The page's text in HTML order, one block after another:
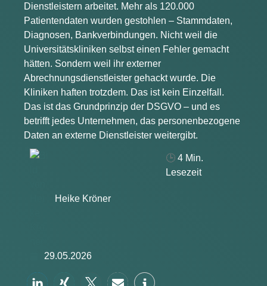
Dienstleistern arbeitet. Mehr als 120.000
Patientendaten wurden gestohlen – Stammdaten,
Diagnosen, Bankverbindungen. Nicht weil die
Universitätskliniken selbst einen Fehler gemacht
hätten. Sondern weil ihr externer
Abrechnungsdienstleister gehackt wurde. Die
Kliniken haften trotzdem. Das ist kein Einzelfall.
Das ist das Grundprinzip der DSGVO – und es
betrifft jedes Unternehmen, das personenbezogene
Daten an externe Dienstleister weitergibt.
Heike Kröner
29.05.2026
🕒 4 Min.
Lesezeit